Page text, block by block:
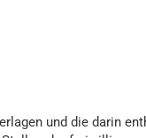
und die darin